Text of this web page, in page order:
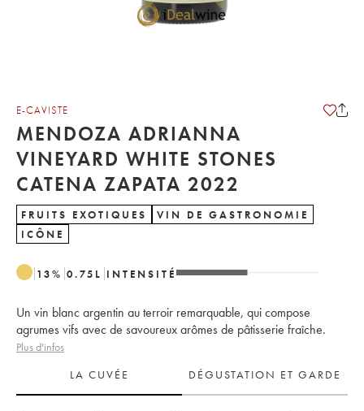
E-CAVISTE
MENDOZA ADRIANNA
VINEYARD WHITE STONES
CATENA ZAPATA 2022
FRUITS EXOTIQUES
VIN DE GASTRONOMIE
ICÔNE
13% 0.75 L INTENSITÉ
Un vin blanc argentin au terroir remarquable, qui compose
agrumes vifs avec de savoureux arômes de pâtisserie fraîche.
Plus d'infos
LA CUVÉE
DÉGUSTATION ET GARDE